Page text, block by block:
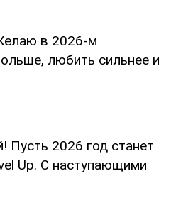
в 2026-м
любить сильнее и
Пусть 2026 год станет
Up. С наступающими